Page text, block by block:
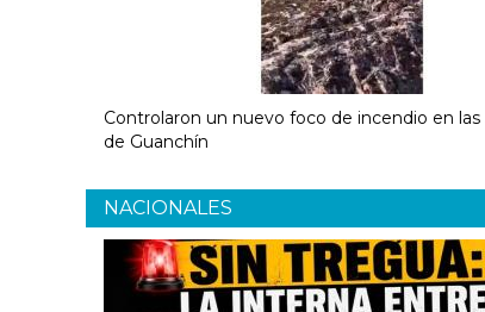
Controlaron un nuevo foco de incendio en las
de Guanchín
NACIONALES